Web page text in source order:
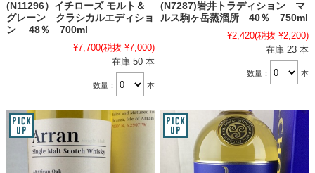
(N11296）イチローズ モルト＆
グレーン クラシカルエディショ
ン 48％ 700ml
¥7,700(税抜 ¥7,000)
在庫 50 本
数量： 本
(N7287)岩井トラディション マ
ルス駒ヶ岳蒸溜所 40％ 750ml
¥2,420(税抜 ¥2,200)
在庫 23 本
数量： 本